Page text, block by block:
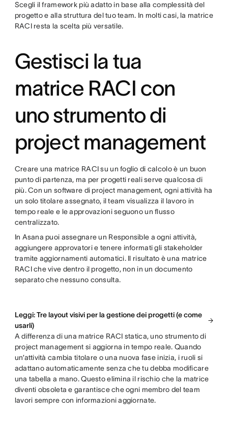
Scegli il framework più adatto in base alla complessità del
progetto e alla struttura del tuo team. In molti casi, la matrice
RACI resta la scelta più versatile.
Gestisci la tua
matrice RACI con
uno strumento di
project management
Creare una matrice RACI su un foglio di calcolo è un buon
punto di partenza, ma per progetti reali serve qualcosa di
più. Con un software di project management, ogni attività ha
un solo titolare assegnato, il team visualizza il lavoro in
tempo reale e le approvazioni seguono un flusso
centralizzato.
In Asana puoi assegnare un Responsible a ogni attività,
aggiungere approvatori e tenere informati gli stakeholder
tramite aggiornamenti automatici. Il risultato è una matrice
RACI che vive dentro il progetto, non in un documento
separato che nessuno consulta.
Leggi: Tre layout visivi per la gestione dei progetti (e come
usarli)
A differenza di una matrice RACI statica, uno strumento di
project management si aggiorna in tempo reale. Quando
un’attività cambia titolare o una nuova fase inizia, i ruoli si
adattano automaticamente senza che tu debba modificare
una tabella a mano. Questo elimina il rischio che la matrice
diventi obsoleta e garantisce che ogni membro del team
lavori sempre con informazioni aggiornate.